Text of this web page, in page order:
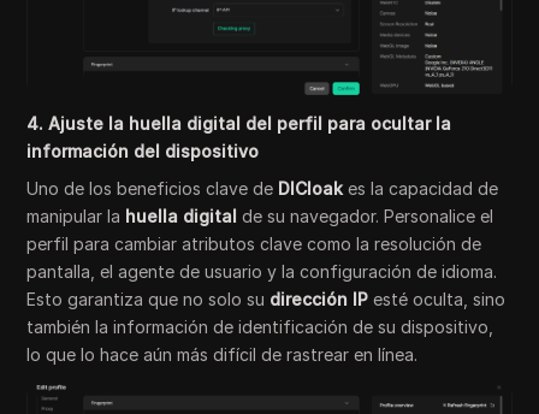
4. Ajuste la huella digital del perfil para ocultar la
información del dispositivo
Uno de los beneficios clave de DICloak es la capacidad de
manipular la huella digital de su navegador. Personalice el
perfil para cambiar atributos clave como la resolución de
pantalla, el agente de usuario y la configuración de idioma.
Esto garantiza que no solo su dirección IP esté oculta, sino
también la información de identificación de su dispositivo,
lo que lo hace aún más difícil de rastrear en línea.